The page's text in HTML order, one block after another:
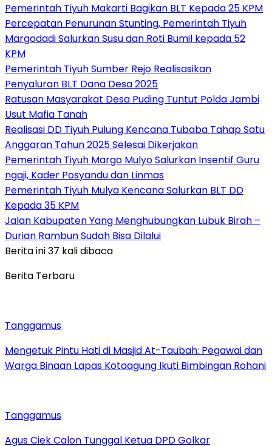
Pemerintah Tiyuh Makarti Bagikan BLT Kepada 25 KPM
Percepatan Penurunan Stunting, Pemerintah Tiyuh
Margodadi Salurkan Susu dan Roti Bumil kepada 52
KPM
Pemerintah Tiyuh Sumber Rejo Realisasikan
Penyaluran BLT Dana Desa 2025
Ratusan Masyarakat Desa Puding Tuntut Polda Jambi
Usut Mafia Tanah
Realisasi DD Tiyuh Pulung Kencana Tubaba Tahap Satu
Anggaran Tahun 2025 Selesai Dikerjakan
Pemerintah Tiyuh Margo Mulyo Salurkan Insentif Guru
ngaji, Kader Posyandu dan Linmas
Pemerintah Tiyuh Mulya Kencana Salurkan BLT DD
Kepada 35 KPM
Jalan Kabupaten Yang Menghubungkan Lubuk Birah –
Durian Rambun Sudah Bisa Dilalui
Berita ini 37 kali dibaca
Berita Terbaru
Tanggamus
Mengetuk Pintu Hati di Masjid At-Taubah: Pegawai dan
Warga Binaan Lapas Kotaagung Ikuti Bimbingan Rohani
Tanggamus
Agus Ciek Calon Tunggal Ketua DPD Golkar